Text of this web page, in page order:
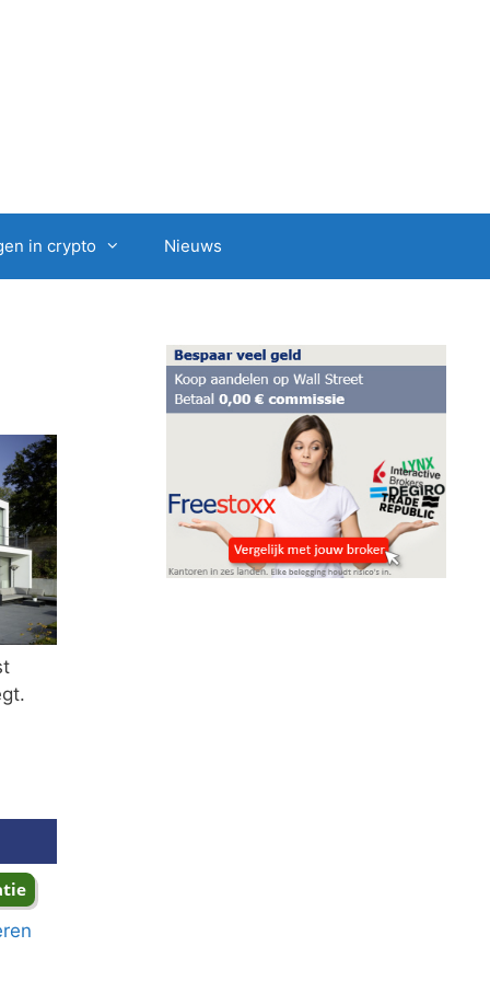
in crypto Nieuws